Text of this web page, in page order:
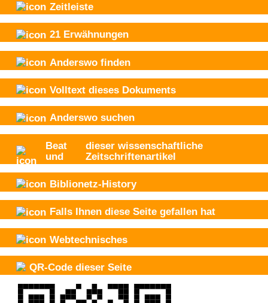
Zeitleiste
21 Erwähnungen
Anderswo finden
Volltext dieses Dokuments
Anderswo suchen
Beat
und
dieser wissenschaftliche
Zeitschriftenartikel
Biblionetz-History
Falls Ihnen diese Seite gefallen hat
Webtechnisches
QR-Code dieser Seite